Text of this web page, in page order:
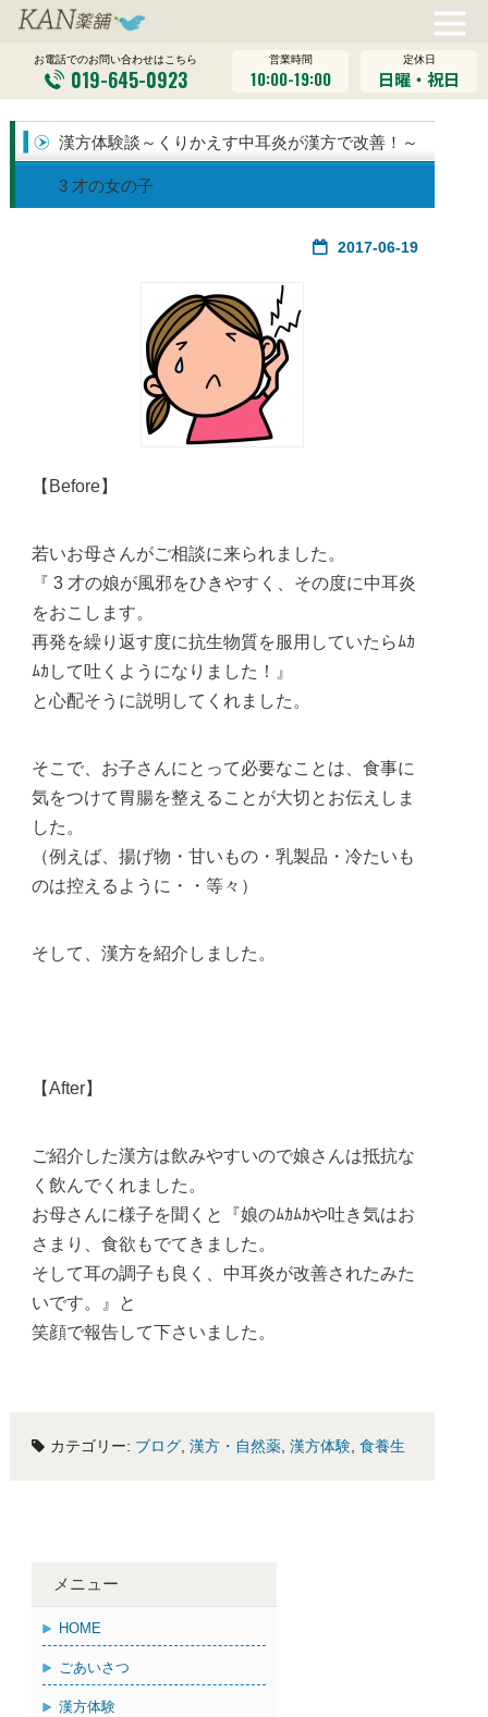
お電話でのお問い合わせはこちら
019-645-0923
営業時間
10:00-19:00
定休日
日曜・祝日
漢方体験談～くりかえす中耳炎が漢方で改善！～
3 才の女の子
2017-06-19
【Before】
若いお母さんがご相談に来られました。
『 3 才の娘が風邪をひきやすく、その度に中耳炎
をおこします。
再発を繰り返す度に抗生物質を服用していたらﾑｶ
ﾑｶして吐くようになりました！』
と心配そうに説明してくれました。
そこで、お子さんにとって必要なことは、食事に
気をつけて胃腸を整えることが大切とお伝えしま
した。
（例えば、揚げ物・甘いもの・乳製品・冷たいも
のは控えるように・・等々）
そして、漢方を紹介しました。
【After】
ご紹介した漢方は飲みやすいので娘さんは抵抗な
く飲んでくれました。
お母さんに様子を聞くと『娘のﾑｶﾑｶや吐き気はお
さまり、食欲もでてきました。
そして耳の調子も良く、中耳炎が改善されたみた
いです。』と
笑顔で報告して下さいました。
カテゴリー: ブログ, 漢方・自然薬, 漢方体験, 食養生
メニュー
HOME
ごあいさつ
漢方体験